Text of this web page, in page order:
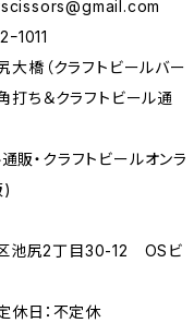
大橋（クラフトビールバー
打ち＆クラフトビール通
・クラフトビールオンラ
)
池尻2丁目30-12 OSビ
休日：不定休